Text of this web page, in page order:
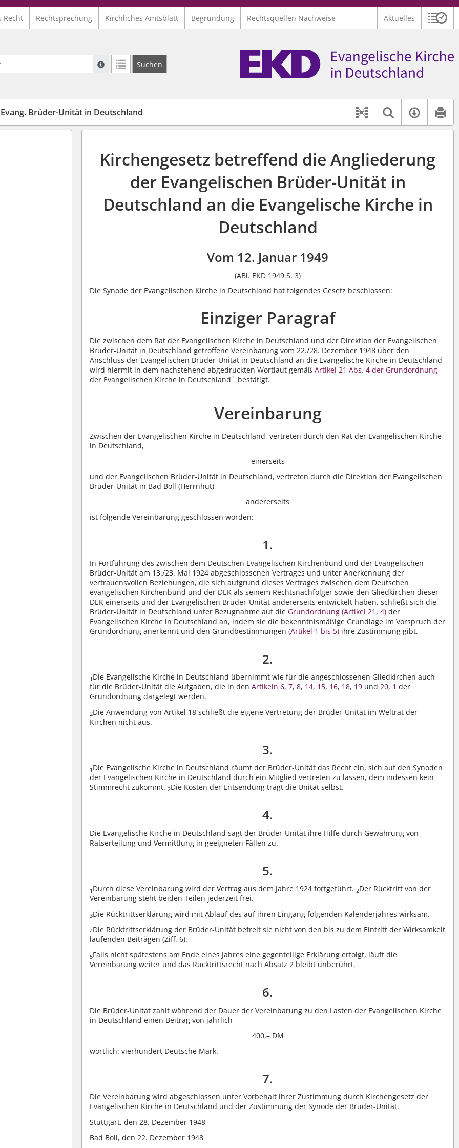
Recht Rechtsprechung Kirchliches Amtsblatt Begründung Rechtsquellen Nachweise Aktuelles
Suche mit Platzhalter "*", Bsp. Pfarrer*, findet auch: "Pfarrerinitiative" oder "Pfarrerausschuss".
Weitere Suchoperatoren finden Sie in unserer Hilfe.
Suchen
Brüder-Unität in Deutschland
Dokument-
Textsuche
Kirchengesetz betreffend die Angliederung
der Evangelischen Brüder-Unität in
Deutschland an die Evangelische Kirche in
Deutschland
Vom 12. Januar 1949
(ABl. EKD 1949 S. 3)
Die Synode der Evangelischen Kirche in Deutschland hat folgendes Gesetz beschlossen:
Einziger Paragraf
Die zwischen dem Rat der Evangelischen Kirche in Deutschland und der Direktion der Evangelischen
Brüder-Unität in Deutschland getroffene Vereinbarung vom 22./28. Dezember 1948 über den
Anschluss der Evangelischen Brüder-Unität in Deutschland an die Evangelische Kirche in Deutschland
wird hiermit in dem nachstehend abgedruckten Wortlaut gemäßArtikel 21 Abs. 4 der Grundordnung
der Evangelischen Kirche in Deutschland 1 bestätigt.
Vereinbarung
Zwischen der Evangelischen Kirche in Deutschland, vertreten durch den Rat der Evangelischen Kirche
in Deutschland,
einerseits
und der Evangelischen Brüder-Unität in Deutschland, vertreten durch die Direktion der Evangelischen
Brüder-Unität in Bad Boll (Herrnhut),
andererseits
ist folgende Vereinbarung geschlossen worden:
1.
In Fortführung des zwischen dem Deutschen Evangelischen Kirchenbund und der Evangelischen
Brüder-Unität am 13./23. Mai 1924 abgeschlossenen Vertrages und unter Anerkennung der
vertrauensvollen Beziehungen, die sich aufgrund dieses Vertrages zwischen dem Deutschen
evangelischen Kirchenbund und der DEK als seinem Rechtsnachfolger sowie den Gliedkirchen dieser
DEK einerseits und der Evangelischen Brüder-Unität andererseits entwickelt haben, schließt sich die
Brüder-Unität in Deutschland unter Bezugnahme auf die Grundordnung (Artikel 21, 4) der
Evangelischen Kirche in Deutschland an, indem sie die bekenntnismäßige Grundlage im Vorspruch der
Grundordnung anerkennt und den Grundbestimmungen(Artikel 1 bis 5) ihre Zustimmung gibt.
2.
1 Die Evangelische Kirche in Deutschland übernimmt wie für die angeschlossenen Gliedkirchen auch
für die Brüder-Unität die Aufgaben, die in denArtikeln 6,7,8, 14, 15, 16, 18, 19 und 20, 1 der
Grundordnung dargelegt werden.
2Die Anwendung von Artikel 18 schließt die eigene Vertretung der Brüder-Unität im Weltrat der
Kirchen nicht aus.
3.
1 Die Evangelische Kirche in Deutschland räumt der Brüder-Unität das Recht ein, sich auf den Synoden
der Evangelischen Kirche in Deutschland durch ein Mitglied vertreten zu lassen, dem indessen kein
Stimmrecht zukommt. 2Die Kosten der Entsendung trägt die Unität selbst.
4.
Die Evangelische Kirche in Deutschland sagt der Brüder-Unität ihre Hilfe durch Gewährung von
Ratserteilung und Vermittlung in geeigneten Fällen zu.
5.
1 Durch diese Vereinbarung wird der Vertrag aus dem Jahre 1924 fortgeführt. 2Der Rücktritt von der
Vereinbarung steht beiden Teilen jederzeit frei.
3Die Rücktrittserklärung wird mit Ablauf des auf ihren Eingang folgenden Kalenderjahres wirksam.
4Die Rücktrittserklärung der Brüder-Unität befreit sie nicht von den bis zu dem Eintritt der Wirksamkeit
laufenden Beiträgen (Ziff. 6).
5Falls nicht spätestens am Ende eines Jahres eine gegenteilige Erklärung erfolgt, läuft die
Vereinbarung weiter und das Rücktrittsrecht nach Absatz 2 bleibt unberührt.
6.
Die Brüder-Unität zahlt während der Dauer der Vereinbarung zu den Lasten der Evangelischen Kirche
in Deutschland einen Beitrag von jährlich
400,– DM
wörtlich: vierhundert Deutsche Mark.
7.
Die Vereinbarung wird abgeschlossen unter Vorbehalt ihrer Zustimmung durch Kirchengesetz der
Evangelischen Kirche in Deutschland und der Zustimmung der Synode der Brüder-Unität.
Stuttgart, den 28. Dezember 1948
Bad Boll, den 22. Dezember 1948